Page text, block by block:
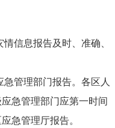
信息报告及时、准确、
管理部门报告。各区人
急管理部门应第一时间
急管理厅报告。